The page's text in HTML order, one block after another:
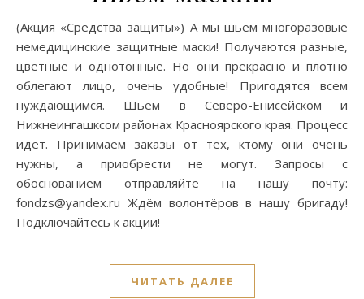
(Акция «Средства защиты») А мы шьём многоразовые
немедицинские защитные маски! Получаются разные,
цветные и однотонные. Но они прекрасно и плотно
облегают лицо, очень удобные! Пригодятся всем
нуждающимся. Шьём в Северо-Енисейском и
Нижнеингашксом районах Красноярского края. Процесс
идёт. Принимаем заказы от тех, ктому они очень
нужны, а приобрести не могут. Запросы с
обоснованием отправляйте на нашу почту:
fondzs@yandex.ru Ждём волонтёров в нашу бригаду!
Подключайтесь к акции!
ЧИТАТЬ ДАЛЕЕ